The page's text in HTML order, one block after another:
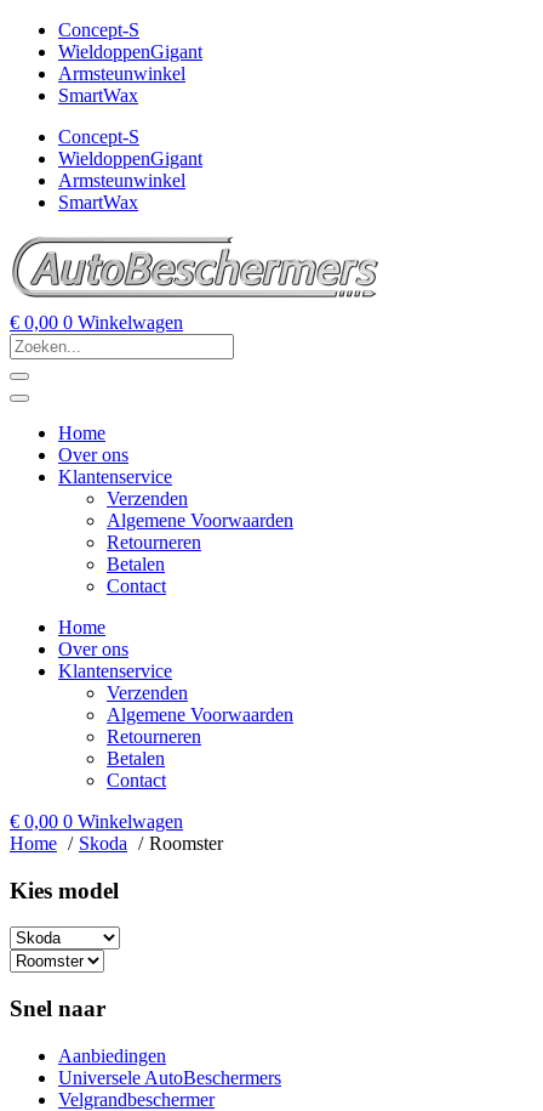
Concept-S
WieldoppenGigant
Armsteunwinkel
SmartWax
Concept-S
WieldoppenGigant
Armsteunwinkel
SmartWax
€ 0,00 0 Winkelwagen
Home
Over ons
Klantenservice
Verzenden
Algemene Voorwaarden
Retourneren
Betalen
Contact
Home
Over ons
Klantenservice
Verzenden
Algemene Voorwaarden
Retourneren
Betalen
Contact
€ 0,00 0 Winkelwagen
Home
Skoda Roomster
Kies model​
Snel naar
Aanbiedingen
Universele AutoBeschermers
Velgrandbeschermer